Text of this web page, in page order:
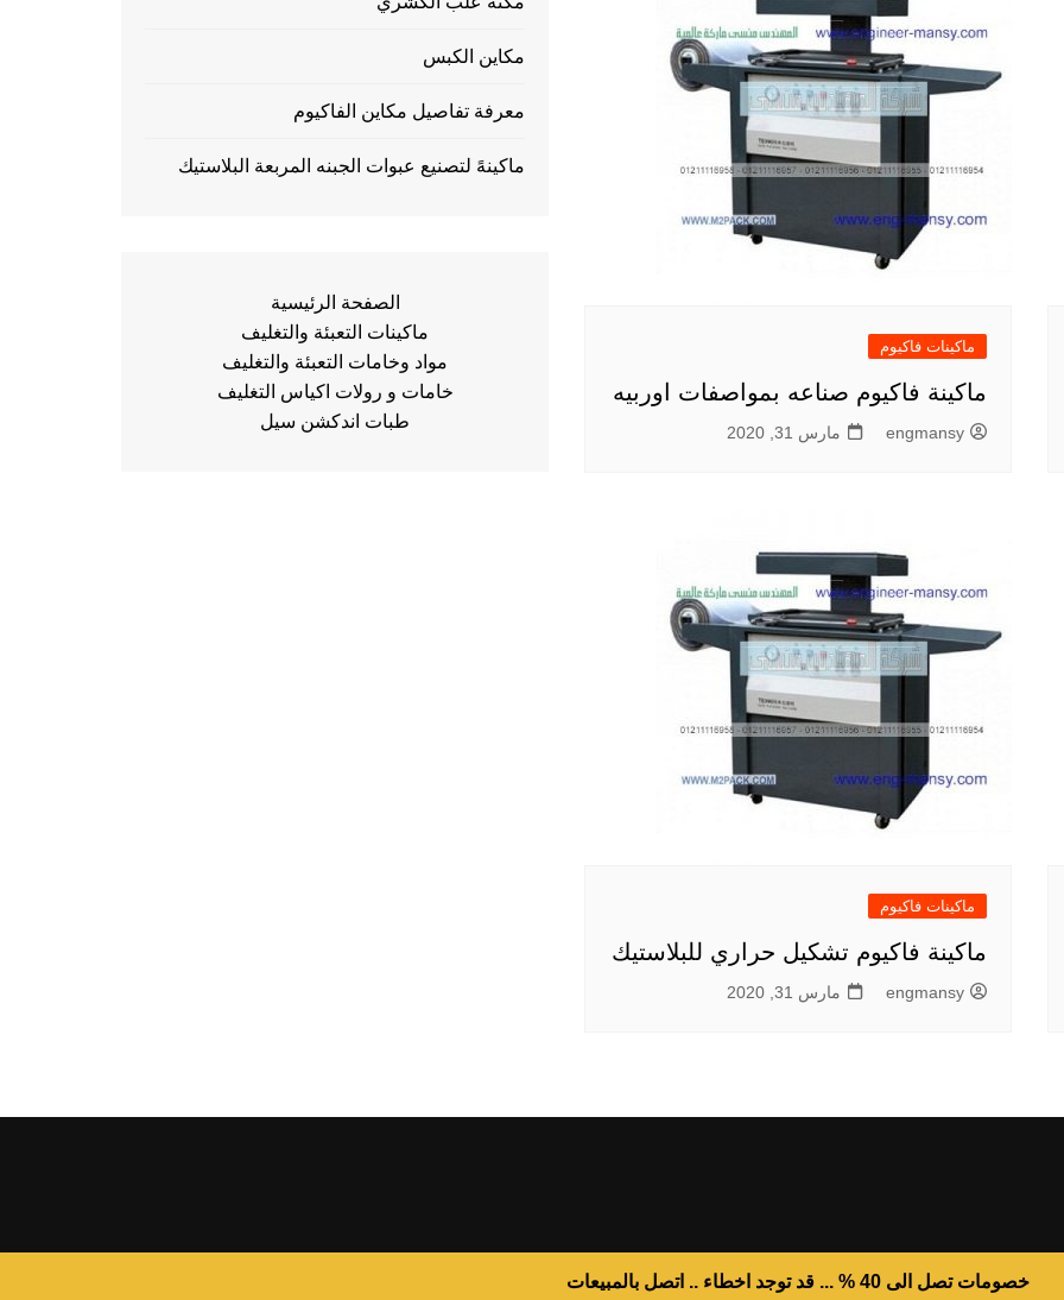
ماكينات فاكيوم
ماكينة فاكيوم صناعه بمواصفات اوربيه
engmansy مارس 31, 2020
ماكينات فاكيوم
ماكينة فاكيوم تشكيل حراري للبلاستيك
engmansy مارس 31, 2020
مكاين الكبس
معرفة تفاصيل مكاين الفاكيوم
ماكينهً لتصنيع عبوات الجبنه المربعة البلاستيك
الصفحة الرئيسية
ماكينات التعبئة والتغليف
مواد وخامات التعبئة والتغليف
خامات و رولات اكياس التغليف
طبات اندكشن سيل
خصومات تصل الى 40 % ... قد توجد اخطاء .. اتصل بالمبيعات